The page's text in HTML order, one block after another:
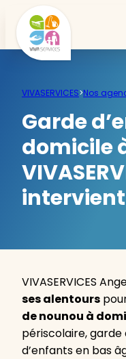
VIVASERVICES>Nos
Garde
domicile
intervient
VIVASERVICES
ses alentours
de nounou à
périscolaire,
d’enfants en bas